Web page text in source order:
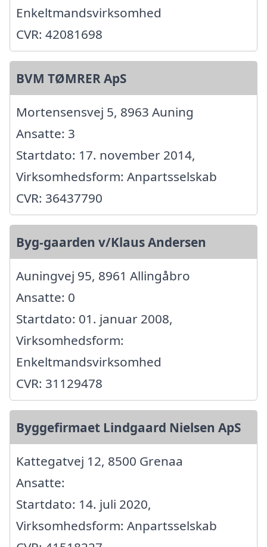
Enkeltmandsvirksomhed
CVR: 42081698
BVM TØMRER ApS
Mortensensvej 5, 8963 Auning
Ansatte: 3
Startdato: 17. november 2014,
Virksomhedsform: Anpartsselskab
CVR: 36437790
Byg-gaarden v/Klaus Andersen
Auningvej 95, 8961 Allingåbro
Ansatte: 0
Startdato: 01. januar 2008,
Virksomhedsform:
Enkeltmandsvirksomhed
CVR: 31129478
Byggefirmaet Lindgaard Nielsen ApS
Kattegatvej 12, 8500 Grenaa
Ansatte:
Startdato: 14. juli 2020,
Virksomhedsform: Anpartsselskab